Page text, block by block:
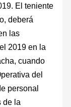
El teniente
deberá
las
2019 en la
cuando
del
personal
de la